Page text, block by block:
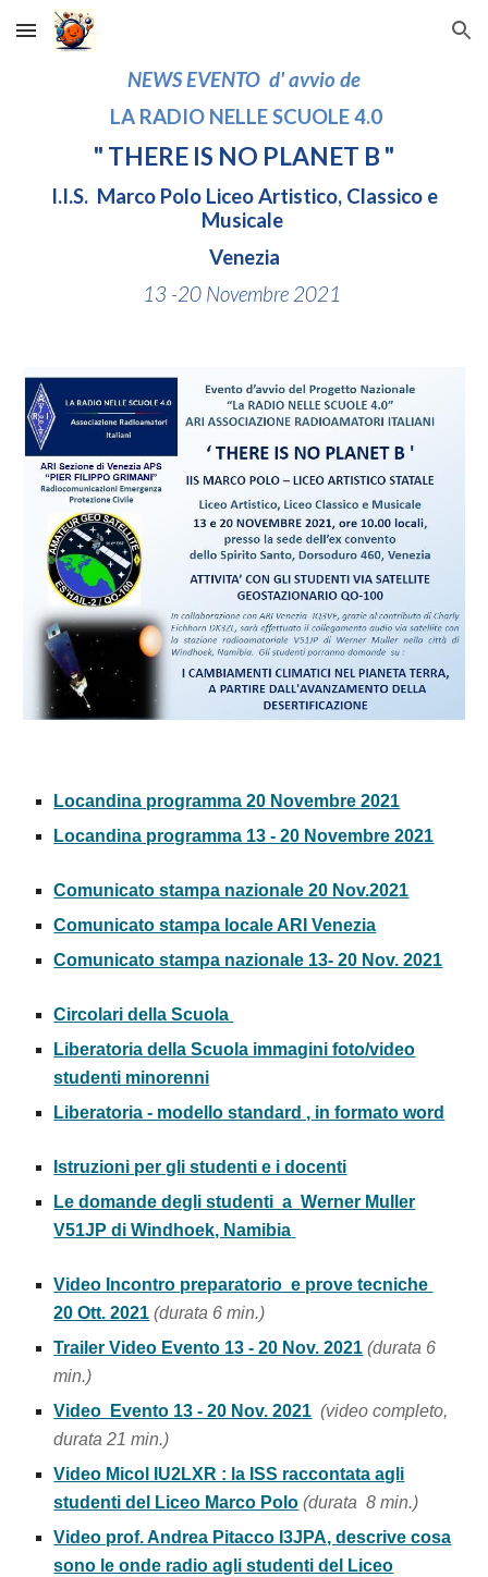
Skip to main content Skip to navigation
NEWS EVENTO d' avvio de
LA RADIO NELLE SCUOLE 4.0
" THERE IS NO PLANET B "
I.I.S. Marco Polo Liceo Artistico, Classico e
Musicale
Venezia
13 -20 Novembre 2021
Locandina programma 20 Novembre 2021
Locandina programma 13 - 20 Novembre 2021
Comunicatostampa nazionale 20 Nov.2021
Comunicato stampa locale ARI Venezia
Comunicato stampa nazionale 13- 20 Nov. 2021
Circolari della Scuola
Liberatoria della Scuola immagini foto/video
studenti minorenni
Liberatoria - modello standard , in formato word
Istruzioni per gli studenti e i docenti
Le domande degli studenti aWerner Muller
V51JP di Windhoek, Namibia
Video Incontro preparatorio e prove tecniche
20 Ott. 2021 (durata 6 min.)
Trailer Video Evento 13 - 20 Nov. 2021 (durata 6
min.)
Video Evento 13 - 20 Nov. 2021 (video completo,
durata 21 min.)
Video Micol IU2LXR : la ISS raccontata agli
studenti del Liceo Marco Polo (durata 8 min.)
Video prof. Andrea Pitacco I3JPA, descrive cosa
sono le onde radio agli studenti del Liceo